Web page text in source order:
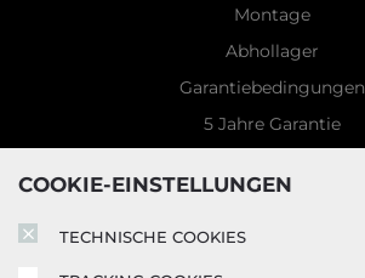
COOKIE-EINSTELLUNGEN
TECHNISCHE COOKIES
Montage
Abhollager
Garantiebedingungen
5 Jahre Garantie